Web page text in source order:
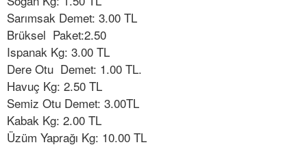
Sarımsak Demet: 3.00 TL
Brüksel Paket:2.50
Ispanak Kg: 3.00 TL
Dere Otu Demet: 1.00 TL.
Havuç Kg: 2.50 TL
Semiz Otu Demet: 3.00TL
Kabak Kg: 2.00 TL
Üzüm Yaprağı Kg: 10.00 TL